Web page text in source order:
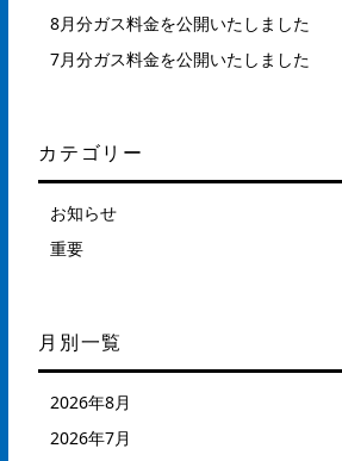
8月分ガス料金を公開いたしました
7月分ガス料金を公開いたしました
カテゴリー
お知らせ
重要
月別一覧
2026年8月
2026年7月